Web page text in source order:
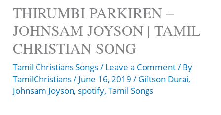
THIRUMBI PARKIREN –
JOHNSAM JOYSON | TAMIL
CHRISTIAN SONG
Tamil Christians Songs/ Leave a Comment/ By
TamilChristians/ June 16, 2019/ Giftson Durai,
Johnsam Joyson, spotify,Tamil Songs